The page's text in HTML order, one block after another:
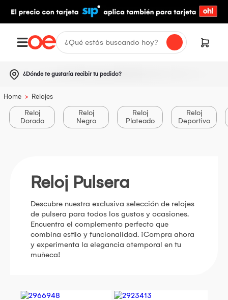
¿Dónde te gustaría recibir tu pedido?
Home > Relojes
Reloj
Dorado
Reloj
Negro
Reloj
Plateado
Reloj
Deportivo
Reloj Pulsera
Descubre nuestra exclusiva selección de relojes
de pulsera para todos los gustos y ocasiones.
Encuentra el complemento perfecto que
combina estilo y funcionalidad. ¡Compra ahora
y experimenta la elegancia atemporal en tu
muñeca!